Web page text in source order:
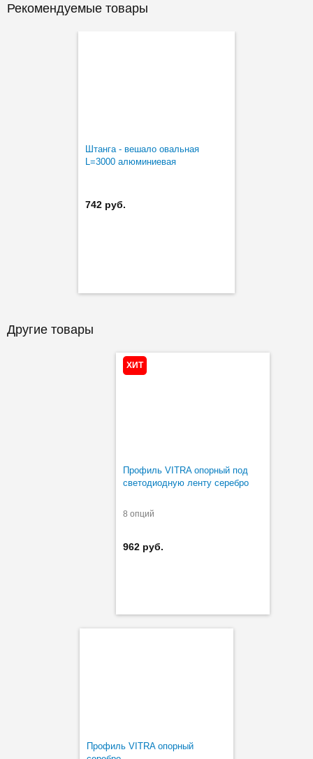
Рекомендуемые товары
Штанга - вешало овальная
L=3000 алюминиевая
742 руб.
Другие товары
ХИТ
Профиль VITRA опорный под
светодиодную ленту серебро
8 опций
962 руб.
Профиль VITRA опорный